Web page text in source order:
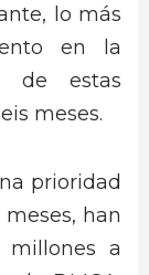
lo más
en la
de estas
meses.
prioridad
han
millones a